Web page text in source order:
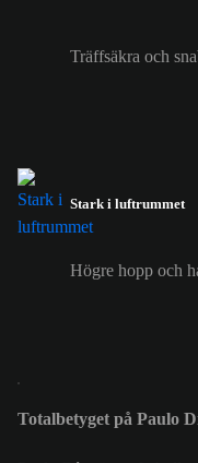
Träffsäkra och
Stark i luftrummet
Högre hopp och
Totalbetyget på Paulo